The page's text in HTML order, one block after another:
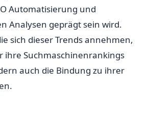
Automatisierung und
Analysen geprägt sein wird.
sich dieser Trends annehmen,
ihre Suchmaschinenrankings
auch die Bindung zu ihrer